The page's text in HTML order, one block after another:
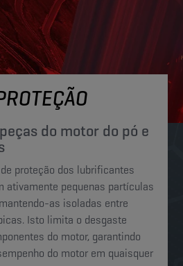
do motor do pó e
proteção dos lubrificantes
ativamente pequenas partículas
as isoladas entre
Isto limita o desgaste
do motor, garantindo
do motor em quaisquer